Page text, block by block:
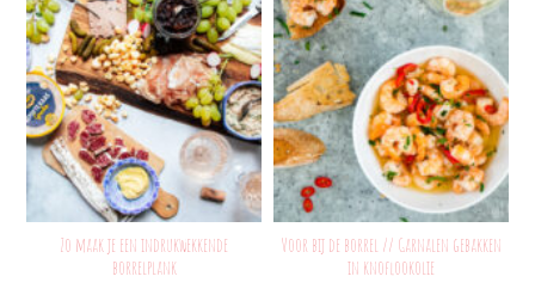
Zo maak je een indrukwekkende
borrelplank
Voor bij de borrel // Garnalen gebakken
in knoflookolie